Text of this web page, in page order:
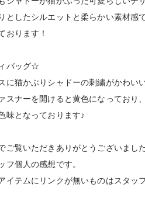
としたシルエットと柔らかい素材感
おります！
バッグ☆
に猫かぶりシャドーの刺繍がかわい
スナーを開けると黄色になっており
味となっております♪
ご覧いただきありがとうございました
フ個人の感想です。
イテムにリンクが無いものはスタッ